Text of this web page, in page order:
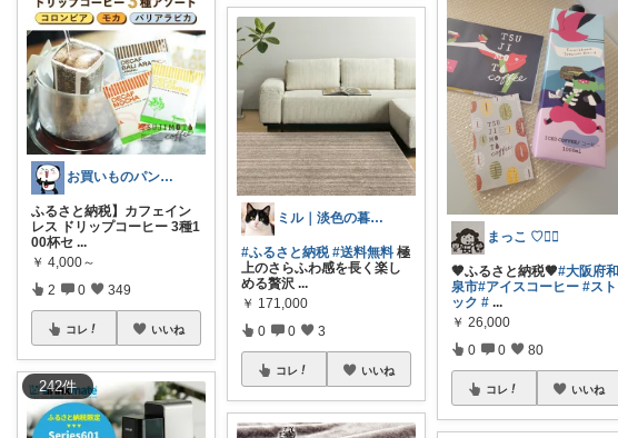
242件
お買いものパンダ好き💓
ふるさと納税】カフェイン
レス ドリップコーヒー 3種1
00杯セ ...
￥ 4,000～
2 0 349
コレ いいね
ミル｜淡色の暮らし
#ふるさと納税 #送料無料 極
上のさらふわ感を長く楽し
める贅沢 ...
￥ 171,000
0 0 3
コレ いいね
まっこ ♡🕵️‍♀️
🤎ふるさと納税🤎#大阪府和
泉市#アイスコーヒー #スト
ック # ...
￥ 26,000
0 0 80
コレ いいね